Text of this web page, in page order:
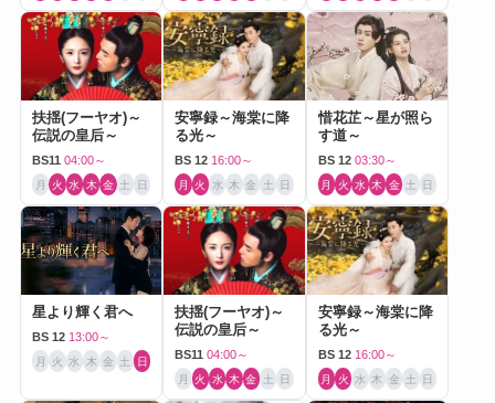
扶揺(フーヤオ)～
伝説の皇后～
BS11 04:00～
月 火 水 木 金 土 日
安寧録～海棠に降
る光～
BS 12 16:00～
月 火 水 木 金 土 日
惜花芷～星が照ら
す道～
BS 12 03:30～
月 火 水 木 金 土 日
星より輝く君へ
BS 12 13:00～
月 火 水 木 金 土 日
扶揺(フーヤオ)～
伝説の皇后～
BS11 04:00～
月 火 水 木 金 土 日
安寧録～海棠に降
る光～
BS 12 16:00～
月 火 水 木 金 土 日